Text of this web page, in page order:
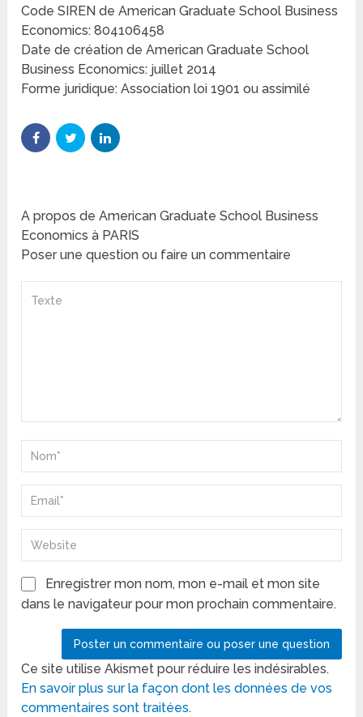
Code SIREN de American Graduate School Business
Economics: 804106458
Date de création de American Graduate School
Business Economics: juillet 2014
Forme juridique: Association loi 1901 ou assimilé
A propos de American Graduate School Business
Economics à PARIS
Poser une question ou faire un commentaire
Enregistrer mon nom, mon e-mail et mon site
dans le navigateur pour mon prochain commentaire.
Ce site utilise Akismet pour réduire les indésirables.
En savoir plus sur la façon dont les données de vos
commentaires sont traitées.